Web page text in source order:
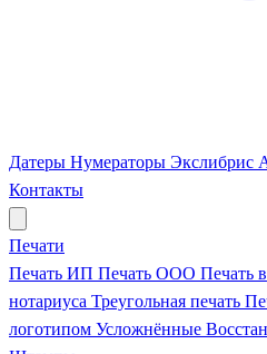
Датеры Нумераторы Экслибрис
Контакты
Печати
Печать ИП Печать ООО Печать
нотариуса Треугольная печать
логотипом Усложнённые